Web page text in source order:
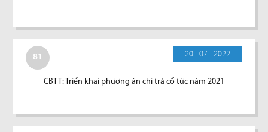
81 20 - 07 - 2022
CBTT: Triển khai phương án chi trả cổ tức năm 2021